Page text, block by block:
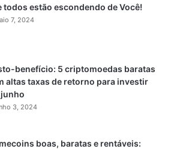
todos estão escondendo de Você!
7, 2024
benefício: 5 criptomoedas baratas
altas taxas de retorno para investir
3, 2024
boas, baratas e rentáveis: